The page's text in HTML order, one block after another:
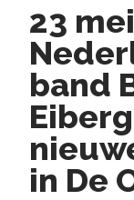
23
band
in De